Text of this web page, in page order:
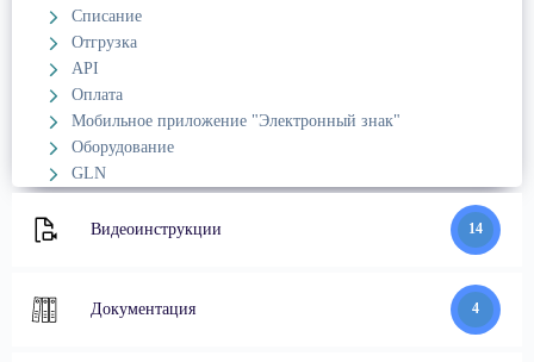
Списание
Отгрузка
API
Оплата
Мобильное приложение "Электронный знак"
Оборудование
GLN
Видеоинструкции 14
Документация 4